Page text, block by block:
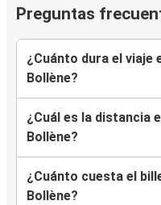
Preguntas
¿Cuánto dura el viaje
Bollène?
¿Cuál es la distancia
Bollène?
¿Cuánto cuesta el
Bollène?